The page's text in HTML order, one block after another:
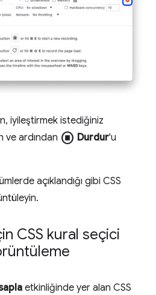
iyileştirmek istediğiniz
ve ardından stop_circle Durdur'u
açıklandığı gibi CSS
CSS kural seçici
etkinliğinde yer alan CSS